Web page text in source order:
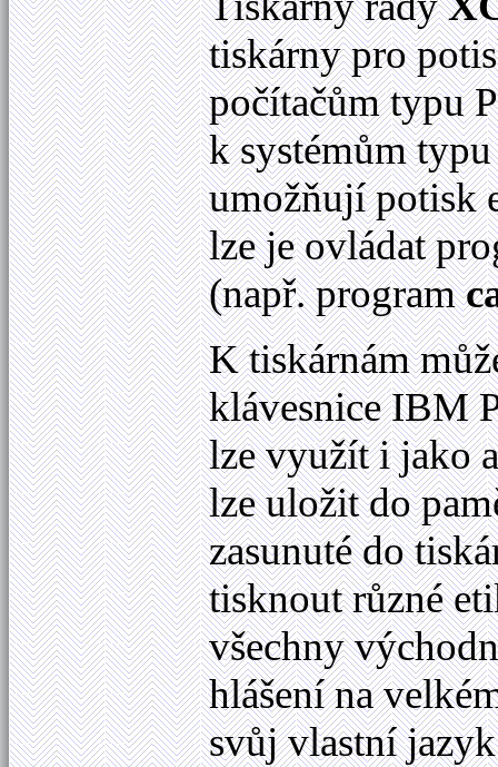
tiskárny pro
počítačům typu
k systémům
umožňují potisk
lze je ovládat
(např. program
K tiskárnám
klávesnice IBM
lze využít i jako
lze uložit do
zasunuté do
tisknout různé
všechny
hlášení na
svůj vlastní